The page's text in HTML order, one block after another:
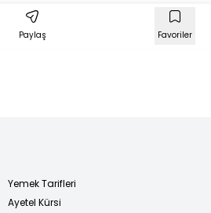
Paylaş Favoriler
Yemek Tarifleri
Ayetel Kürsi